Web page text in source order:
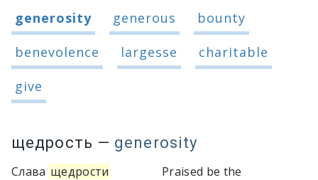
Варианты перевода слова
generosity generous
bounty
benevolence
largesse
charitable
give
щедрость — generosity
Слава щедрости
Praised be the